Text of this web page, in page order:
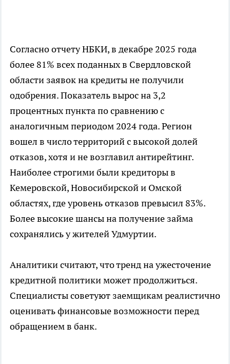
Согласно отчету НБКИ, в декабре 2025 года
более 81% всех поданных в Свердловской
области заявок на кредиты не получили
одобрения. Показатель вырос на 3,2
процентных пункта по сравнению с
аналогичным периодом 2024 года. Регион
вошел в число территорий с высокой долей
отказов, хотя и не возглавил антирейтинг.
Наиболее строгими были кредиторы в
Кемеровской, Новосибирской и Омской
областях, где уровень отказов превысил 83%.
Более высокие шансы на получение займа
сохранялись у жителей Удмуртии.
Аналитики считают, что тренд на ужесточение
кредитной политики может продолжиться.
Специалисты советуют заемщикам реалистично
оценивать финансовые возможности перед
обращением в банк.